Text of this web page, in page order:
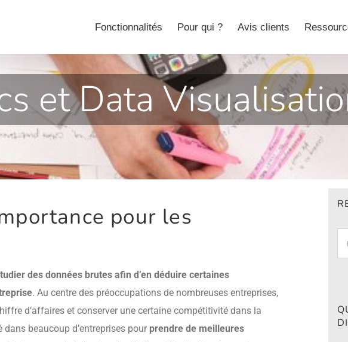
Fonctionnalités Pour qui ? Avis clients
et Data
pour les
des données brutes afin d’en déduire certaines
. Au centre des préoccupations de nombreuses entreprises,
d’affaires et conserver une certaine compétitivité dans la
beaucoup d’entreprises pour prendre de meilleures